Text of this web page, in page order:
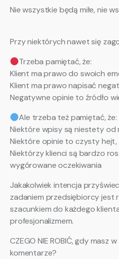
Nie wszystkie będą miłe, nie
Przy niektórych nawet się
Trzeba pamiętać, że:
Klient ma prawo do swoich
Klient ma prawo napisać
Negatywne opinie to źródło
Ale trzeba też pamiętać, że:
Niektóre wpisy są niestety od
Niektóre opinie to czysty hejt,
Niektórzy klienci są bardzo
wygórowane oczekiwania
Jakakolwiek intencja
zadaniem przedsiębiorcy jest
szacunkiem do każdego
profesjonalizmem.
CZEGO NIE ROBIĆ, gdy masz
komentarze?